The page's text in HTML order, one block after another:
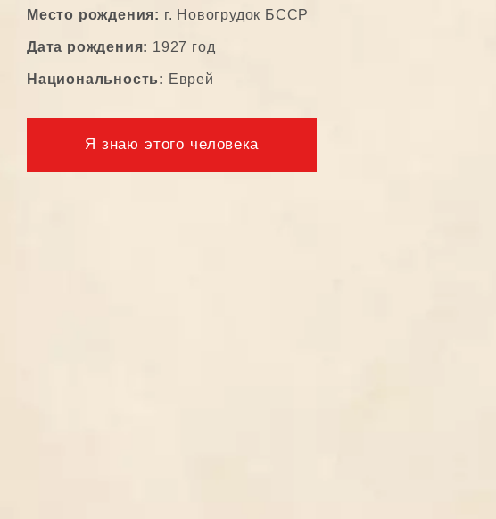
Место рождения: г. Новогрудок БССР
Дата рождения: 1927 год
Национальность: Еврей
Я знаю этого человека